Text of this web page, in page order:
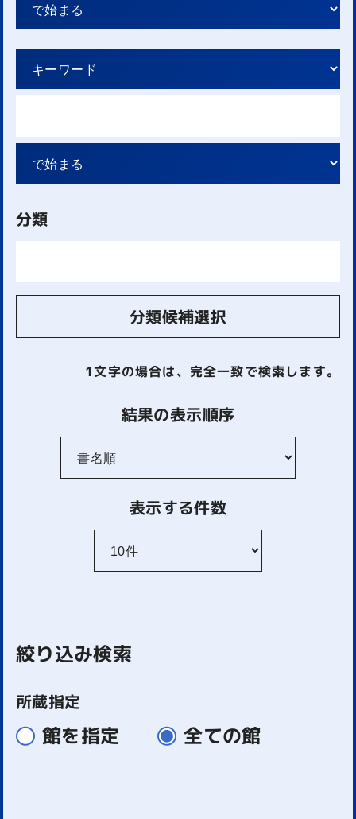
分類
分類候補選択
1文字の場合は、完全一致で検索します。
結果の表示順序
表示する件数
絞り込み検索
所蔵指定
館を指定 全ての館